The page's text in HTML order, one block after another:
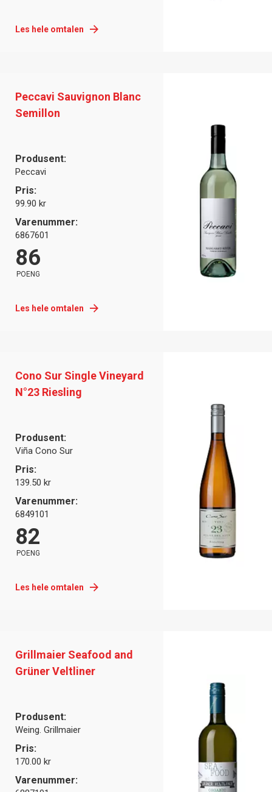
Les hele omtalen
Peccavi Sauvignon Blanc
Semillon
Produsent:
Peccavi
Pris:
99.90 kr
Varenummer:
6867601
86
POENG
Les hele omtalen
Cono Sur Single Vineyard
N°23 Riesling
Produsent:
Viña Cono Sur
Pris:
139.50 kr
Varenummer:
6849101
82
POENG
Les hele omtalen
Grillmaier Seafood and
Grüner Veltliner
Produsent:
Weing. Grillmaier
Pris:
170.00 kr
Varenummer: